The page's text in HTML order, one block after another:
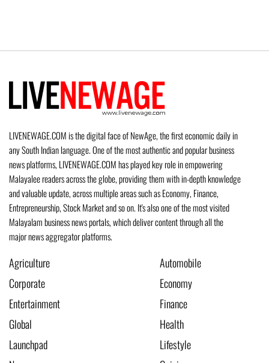
LIVENEWAGE.COM is the digital face of NewAge, the first economic daily in
any South Indian language. One of the most authentic and popular business
news platforms, LIVENEWAGE.COM has played key role in empowering
Malayalee readers across the globe, providing them with in-depth knowledge
and valuable update, across multiple areas such as Economy, Finance,
Entrepreneurship, Stock Market and so on. It's also one of the most visited
Malayalam business news portals, which deliver content through all the
major news aggregator platforms.
Agriculture
Automobile
Corporate
Economy
Entertainment
Finance
Global
Health
Launchpad
Lifestyle